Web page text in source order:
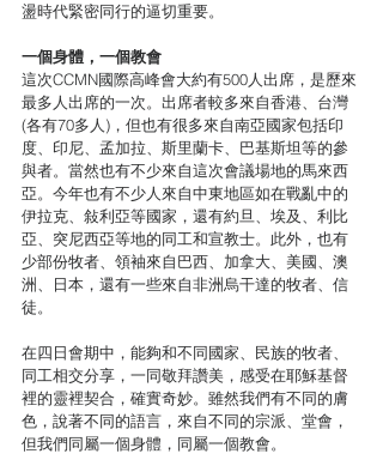
盪時代緊密同行的逼切重要。
一個身體，一個教會
這次CCMN國際高峰會大約有500人出席，是歷來
最多人出席的一次。出席者較多來自香港、台灣
(各有70多人)，但也有很多來自南亞國家包括印
度、印尼、孟加拉、斯里蘭卡、巴基斯坦等的參
與者。當然也有不少來自這次會議場地的馬來西
亞。今年也有不少人來自中東地區如在戰亂中的
伊拉克、敍利亞等國家，還有約旦、埃及、利比
亞、突尼西亞等地的同工和宣教士。此外，也有
少部份牧者、領袖來自巴西、加拿大、美國、澳
洲、日本，還有一些來自非洲烏干達的牧者、信
徒。
在四日會期中，能夠和不同國家、民族的牧者、
同工相交分享，一同敬拜讚美，感受在耶穌基督
裡的靈裡契合，確實奇妙。雖然我們有不同的膚
色，說著不同的語言，來自不同的宗派、堂會，
但我們同屬一個身體，同屬一個教會。